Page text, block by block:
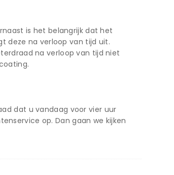
is het belangrijk dat het
deze na verloop van tijd uit.
na verloop van tijd niet
dat u vandaag voor vier uur
op. Dan gaan we kijken